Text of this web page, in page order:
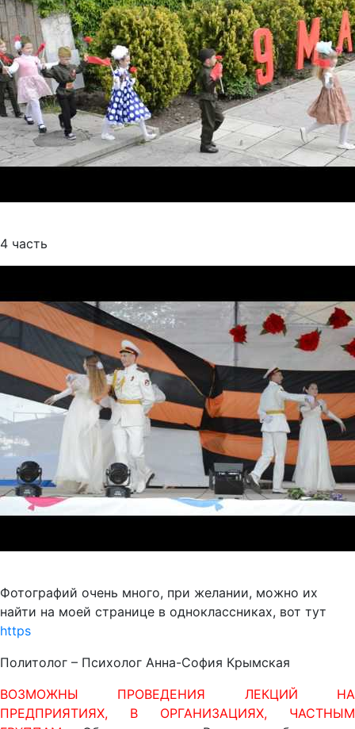
4 часть
Фотографий очень много, при желании, можно их
найти на моей странице в одноклассниках, вот тут
https
Политолог – Психолог Анна-София Крымская
ВОЗМОЖНЫ ПРОВЕДЕНИЯ ЛЕКЦИЙ НА
ПРЕДПРИЯТИЯХ, В ОРГАНИЗАЦИЯХ, ЧАСТНЫМ